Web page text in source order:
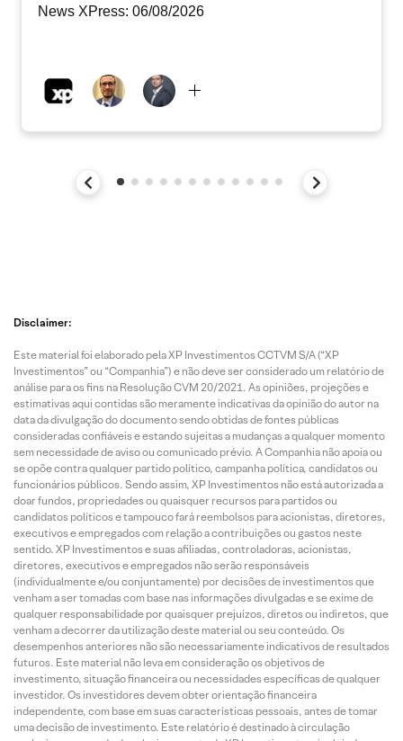
News XPress: 06/08/2026
Disclaimer:
Este material foi elaborado pela XP Investimentos CCTVM S/A (“XP
Investimentos” ou “Companhia”) e não deve ser considerado um relatório de
análise para os fins na Resolução CVM 20/2021. As opiniões, projeções e
estimativas aqui contidas são meramente indicativas da opinião do autor na
data da divulgação do documento sendo obtidas de fontes públicas
consideradas confiáveis e estando sujeitas a mudanças a qualquer momento
sem necessidade de aviso ou comunicado prévio. A Companhia não apoia ou
se opõe contra qualquer partido político, campanha política, candidatos ou
funcionários públicos. Sendo assim, XP Investimentos não está autorizada a
doar fundos, propriedades ou quaisquer recursos para partidos ou
candidatos políticos e tampouco fará reembolsos para acionistas, diretores,
executivos e empregados com relação a contribuições ou gastos neste
sentido. XP Investimentos e suas afiliadas, controladoras, acionistas,
diretores, executivos e empregados não serão responsáveis
(individualmente e/ou conjuntamente) por decisões de investimentos que
venham a ser tomadas com base nas informações divulgadas e se exime de
qualquer responsabilidade por quaisquer prejuízos, diretos ou indiretos, que
venham a decorrer da utilização deste material ou seu conteúdo. Os
desempenhos anteriores não são necessariamente indicativos de resultados
futuros. Este material não leva em consideração os objetivos de
investimento, situação financeira ou necessidades específicas de qualquer
investidor. Os investidores devem obter orientação financeira
independente, com base em suas características pessoais, antes de tomar
uma decisão de investimento. Este relatório é destinado à circulação